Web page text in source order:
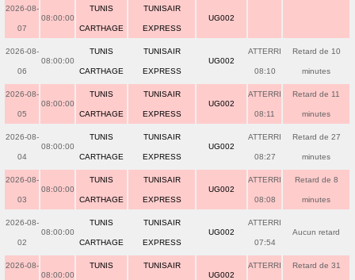
2026-08-
07
08:00:00
TUNIS
CARTHAGE
TUNISAIR
EXPRESS
UG002
2026-08-
06
08:00:00
TUNIS
CARTHAGE
TUNISAIR
EXPRESS
UG002
ATTERRI
08:10
Retard de 10
minutes
2026-08-
05
08:00:00
TUNIS
CARTHAGE
TUNISAIR
EXPRESS
UG002
ATTERRI
08:11
Retard de 11
minutes
2026-08-
04
08:00:00
TUNIS
CARTHAGE
TUNISAIR
EXPRESS
UG002
ATTERRI
08:27
Retard de 27
minutes
2026-08-
03
08:00:00
TUNIS
CARTHAGE
TUNISAIR
EXPRESS
UG002
ATTERRI
08:08
Retard de 8
minutes
2026-08-
02
08:00:00
TUNIS
CARTHAGE
TUNISAIR
EXPRESS
UG002
ATTERRI
07:54
Aucun retard
2026-08-
08:00:00
TUNIS TUNISAIR
UG002
ATTERRI Retard de 31